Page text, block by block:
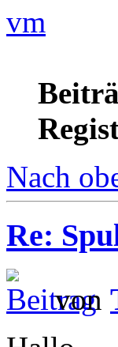
vm
Nach
Re:
von